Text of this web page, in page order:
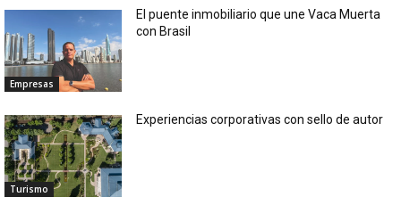
Empresas
El puente inmobiliario que une Vaca Muerta
con Brasil
Turismo
Experiencias corporativas con sello de autor